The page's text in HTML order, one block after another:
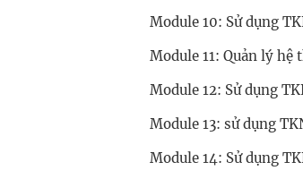
Module 10: Sử dụng
Module 11: Quản lý hệ
Module 12: Sử dụng
Module 13: sử dụng
Module 14: Sử dụng